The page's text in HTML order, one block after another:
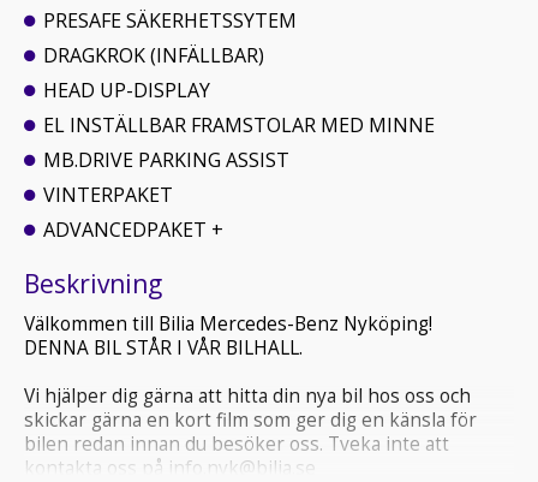
PRESAFE SÄKERHETSSYTEM
DRAGKROK (INFÄLLBAR)
HEAD UP-DISPLAY
EL INSTÄLLBAR FRAMSTOLAR MED MINNE
MB.DRIVE PARKING ASSIST
VINTERPAKET
ADVANCEDPAKET +
Beskrivning
Välkommen till Bilia Mercedes-Benz Nyköping!
DENNA BIL STÅR I VÅR BILHALL.
Vi hjälper dig gärna att hitta din nya bil hos oss och
skickar gärna en kort film som ger dig en känsla för
bilen redan innan du besöker oss. Tveka inte att
kontakta oss på info.nyk@bilia.se